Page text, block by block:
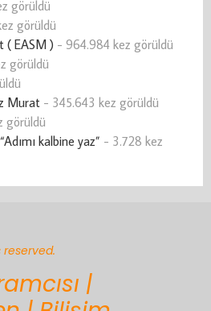
görüldü
görüldü
( EASM ) - 964.984 kez görüldü
görüldü
Murat - 345.643 kez görüldü
görüldü
kalbine yaz” - 3.728 kez
reserved.
|